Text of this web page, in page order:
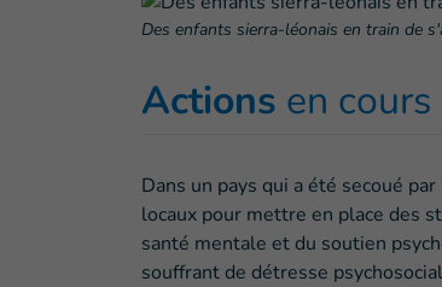
Des enfants sierra-léonais en train de
Actions en cours
Dans un pays qui a été secoué
locaux pour mettre en place des
santé mentale et du soutien
souffrant de détresse